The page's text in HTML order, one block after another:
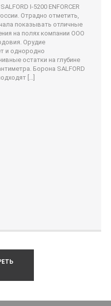
I-5200 ENFORCER
Отрадно отметить,
показывать отличные
на полях компании ООО
Орудие
и однородно
остатки на глубине
Борона SALFORD
[…]